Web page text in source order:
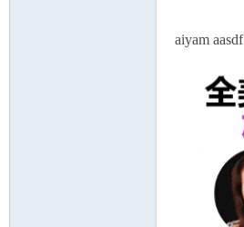
aiyam aasdf